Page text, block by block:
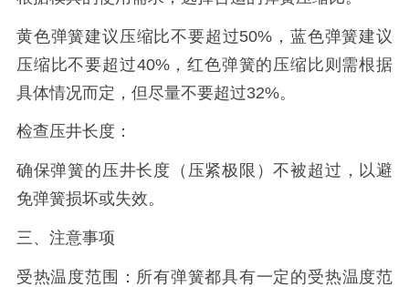
黄色弹簧建议压缩比不要超过50%，蓝色弹簧建议
压缩比不要超过40%，红色弹簧的压缩比则需根据
具体情况而定，但尽量不要超过32%。
检查压井长度：
确保弹簧的压井长度（压紧极限）不被超过，以避
免弹簧损坏或失效。
三、注意事项
受热温度范围：所有弹簧都具有一定的受热温度范